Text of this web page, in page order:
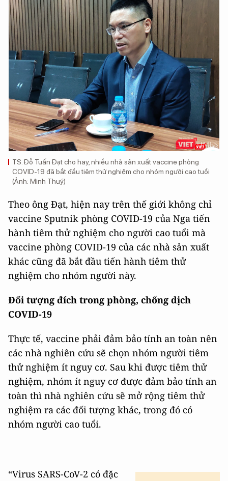
TS. Đỗ Tuấn Đạt cho hay, nhiều nhà sản xuất vaccine phòng
COVID-19 đã bắt đầu tiêm thử nghiệm cho nhóm người cao tuổi
(Ảnh: Minh Thuý)
Theo ông Đạt, hiện nay trên thế giới không chỉ
vaccine Sputnik phòng COVID-19 của Nga tiến
hành tiêm thử nghiệm cho người cao tuổi mà
vaccine phòng COVID-19 của các nhà sản xuất
khác cũng đã bắt đầu tiến hành tiêm thử
nghiệm cho nhóm người này.
Đối tượng đích trong phòng, chống dịch
COVID-19
Thực tế, vaccine phải đảm bảo tính an toàn nên
các nhà nghiên cứu sẽ chọn nhóm người tiêm
thử nghiệm ít nguy cơ. Sau khi được tiêm thử
nghiệm, nhóm ít nguy cơ được đảm bảo tính an
toàn thì nhà nghiên cứu sẽ mở rộng tiêm thử
nghiệm ra các đối tượng khác, trong đó có
nhóm người cao tuổi.
“Virus SARS-CoV-2 có đặc